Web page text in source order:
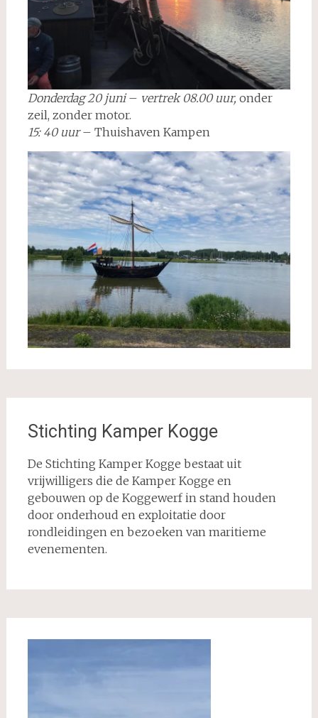
Donderdag 20 juni– vertrek 08.00 uur, onder
zeil, zonder motor.
15: 40 uur– Thuishaven Kampen
Stichting Kamper Kogge
De Stichting Kamper Kogge bestaat uit
vrijwilligers die de Kamper Kogge en
gebouwen op de Koggewerf in stand houden
door onderhoud en exploitatie door
rondleidingen en bezoeken van maritieme
evenementen.